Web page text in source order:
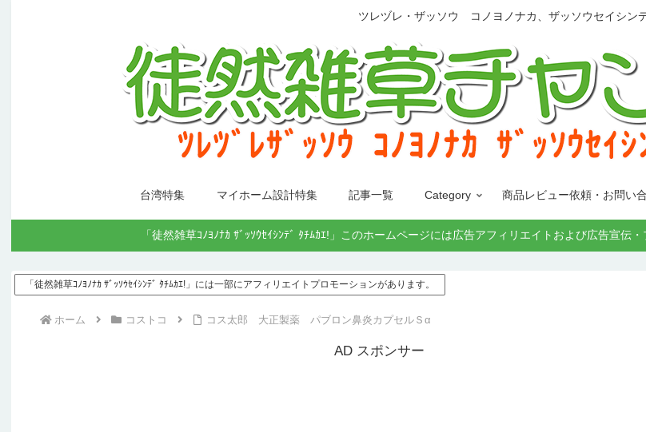
ツレヅレ・ザッソウ コノヨノナカ、ザッソウセイシン
台湾特集 マイホーム設計特集 記事一覧 Category 商品レビュー依頼・お問い
「徒然雑草ｺﾉﾖﾉﾅｶ ｻﾞｯｿｳｾｲｼﾝﾃﾞ ﾀﾁﾑｶｴ!」このホームページには広告アフィリエイトおよび広告宣伝
「徒然雑草ｺﾉﾖﾉﾅｶ ｻﾞｯｿｳｾｲｼﾝﾃﾞ ﾀﾁﾑｶｴ!」には一部にアフィリエイトプロモーションがあります。
ホーム コストコ コス太郎 大正製薬 パブロン鼻炎カプセルＳα
AD スポンサー